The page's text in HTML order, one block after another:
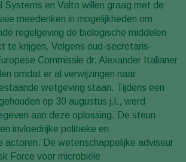
Systems en Valto willen graag met de
meedenken in mogelijkheden om
regelgeving de biologische middelen
te krijgen. Volgens oud-secretaris-
Commissie dr. Alexander Italianer
omdat er al verwijzingen naar
wetgeving staan. Tijdens een
op 30 augustus j.l., werd
aan deze oplossing. De steun
invloedrijke politieke en
actoren. De wetenschappelijke adviseur
Force voor microbiële